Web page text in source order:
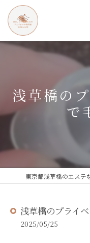
浅草橋の
で
浅草橋のプライ
2025/05/25